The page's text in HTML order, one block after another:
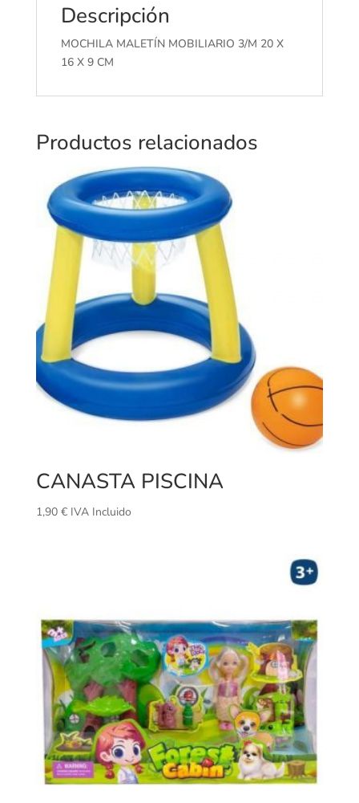
Descripción
MOCHILA MALETÍN MOBILIARIO 3/M 20 X
16 X 9 CM
Productos relacionados
CANASTA PISCINA
1,90 € IVA Incluido